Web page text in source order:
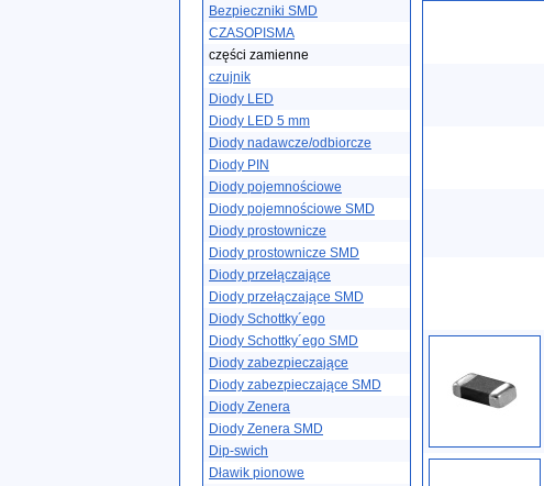
Bezpieczniki SMD
CZASOPISMA
części zamienne
czujnik
Diody LED
Diody LED 5 mm
Diody nadawcze/odbiorcze
Diody PIN
Diody pojemnościowe
Diody pojemnościowe SMD
Diody prostownicze
Diody prostownicze SMD
Diody przełączające
Diody przełączające SMD
Diody Schottky´ego
Diody Schottky´ego SMD
Diody zabezpieczające
Diody zabezpieczające SMD
Diody Zenera
Diody Zenera SMD
Dip-swich
Dławik pionowe